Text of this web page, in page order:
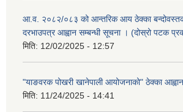
आ.व. २०८२/०८३ को आन्तरिक आय ठेक्का बन्दोवस्तका
दरभाउपत्र आह्वान सम्बन्धी सूचना । (दोस्रो पटक
मिति: 12/02/2025 - 12:57
"याङवरक पोखरी खानेपाली आयोजनाको" ठेक्का
मिति: 11/24/2025 - 14:41